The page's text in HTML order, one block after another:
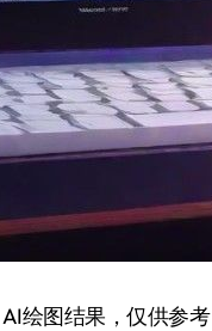
AI绘图结果，仅供参考